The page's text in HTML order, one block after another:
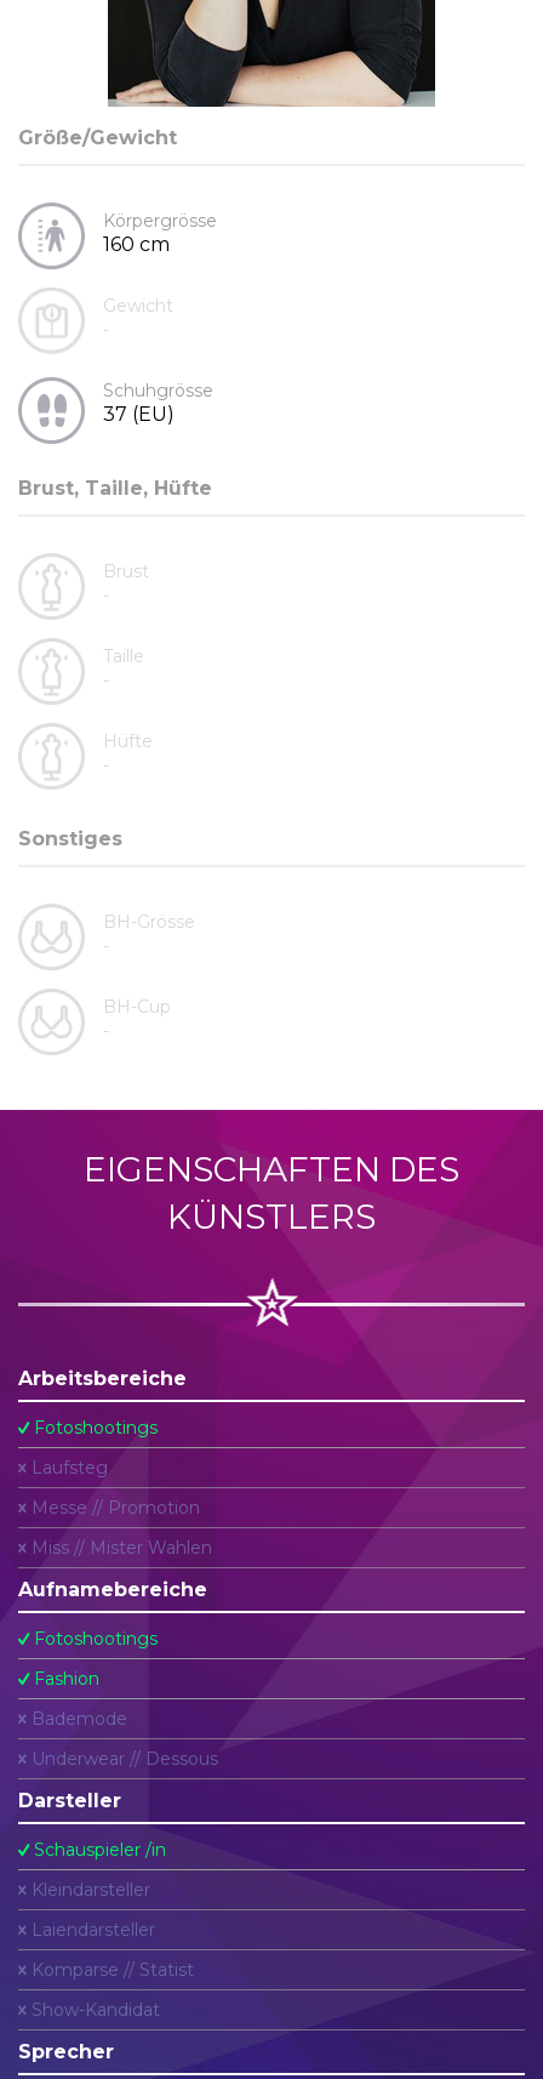
Größe/Gewicht
Körpergrösse
160 cm
Gewicht
-
Schuhgrösse
37 (EU)
Brust, Taille, Hüfte
Brust
-
Taille
-
Hüfte
-
Sonstiges
BH-Grösse
-
BH-Cup
-
EIGENSCHAFTEN DES
KÜNSTLERS
Arbeitsbereiche
Fotoshootings
Laufsteg
Messe // Promotion
Miss // Mister Wahlen
Aufnamebereiche
Fotoshootings
Fashion
Bademode
Underwear // Dessous
Darsteller
Schauspieler /in
Kleindarsteller
Laiendarsteller
Komparse // Statist
Show-Kandidat
Sprecher